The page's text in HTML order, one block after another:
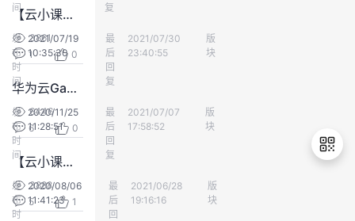
间
复
【云小课】大数据时代的隐私利器-GaussDB(DWS)数据脱敏
发
布
时
间
2021/07/19
10:35:30
最
后
回
复
Select*fromMacchiato
2021/07/30
23:40:55
版
块
3861
1
0
华为云GaussDB(DWS)视频演示——交通卡口数据分析
发
布
时
间
2020/11/25
11:28:51
最
后
回
复
匿名用户群体
2021/07/07
17:58:52
版
块
6446
6
0
【云小课】如何通过Data Studio连接数据仓库？
发
布
时
2020/08/06
11:41:23
最
后
回
匿名用户群体
2021/06/28
19:16:16
版
块
3888
5
1